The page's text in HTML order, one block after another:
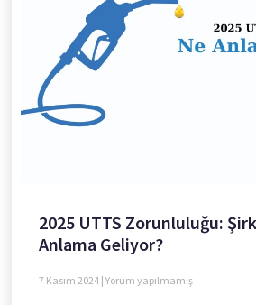
2025 UTTS Zorunluluğu:
Anlama Geliyor?
7 Kasım 2024 Yorum yapılmamış